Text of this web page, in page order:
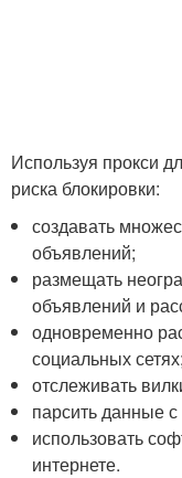
Используя прокси
риска блокировки:
создавать
объявлений;
размещать
объявлений и
одновременно
социальных сетях;
отслеживать
парсить данные
использовать
интернете.